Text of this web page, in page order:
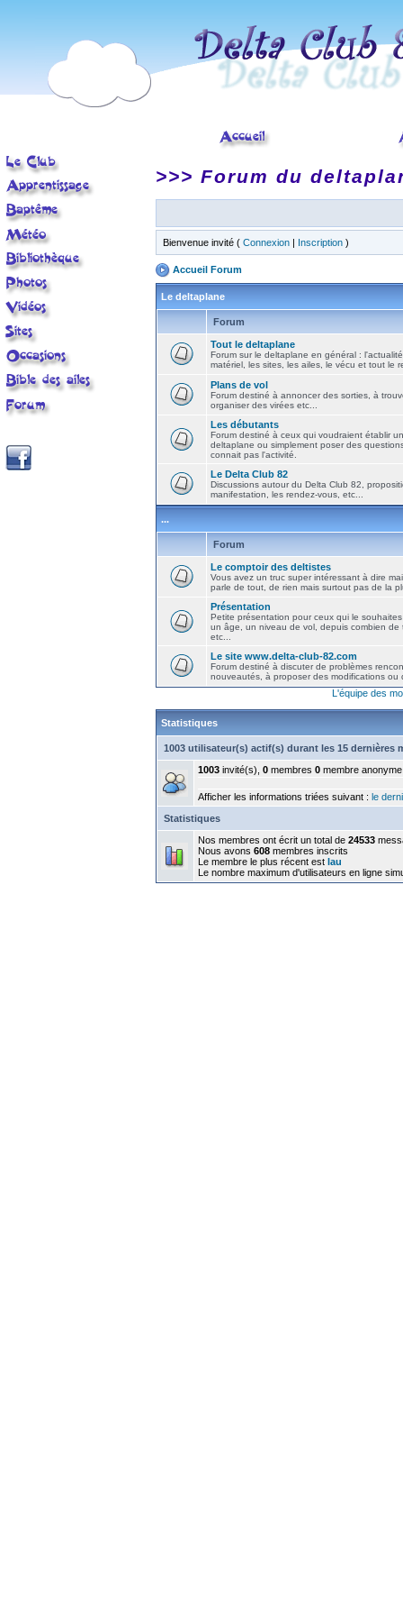
>>> Forum du
Bienvenue invité ( Connexion | Inscription )
Accueil Forum
Le deltaplane
Forum
Tout le deltaplane
Forum sur le deltaplane en général :
matériel, les sites, les ailes, le vécu et tout le
Plans de vol
Forum destiné à annoncer des sorties, à
organiser des virées etc...
Les débutants
Forum destiné à ceux qui voudraient établir
deltaplane ou simplement poser des
connait pas l'activité.
Le Delta Club 82
Discussions autour du Delta Club 82,
manifestation, les rendez-vous, etc...
...
Forum
Le comptoir des deltistes
Vous avez un truc super intéressant à dire
parle de tout, de rien mais surtout pas de la
Présentation
Petite présentation pour ceux qui le
un âge, un niveau de vol, depuis combien de
etc...
Le site www.delta-club-82.com
Forum destiné à discuter de problèmes
nouveautés, à proposer des modifications ou
L'équipe des
Statistiques
1003 utilisateur(s) actif(s) durant les 15 dernières
1003 invité(s), 0 membres 0 membre anonyme
Afficher les informations triées suivant : le
Statistiques
Nos membres ont écrit un total de 24533
Nous avons 608 membres inscrits
Le membre le plus récent est lau
Le nombre maximum d'utilisateurs en ligne